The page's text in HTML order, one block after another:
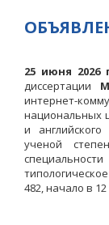
25 июня 2026
диссертации
интернет-
национальных
и
ученой
482, начало в 12